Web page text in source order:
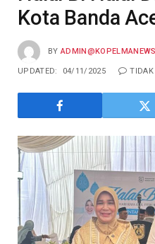
Kota Banda
BY
UPDATED: 04/11/2025 TIDAK